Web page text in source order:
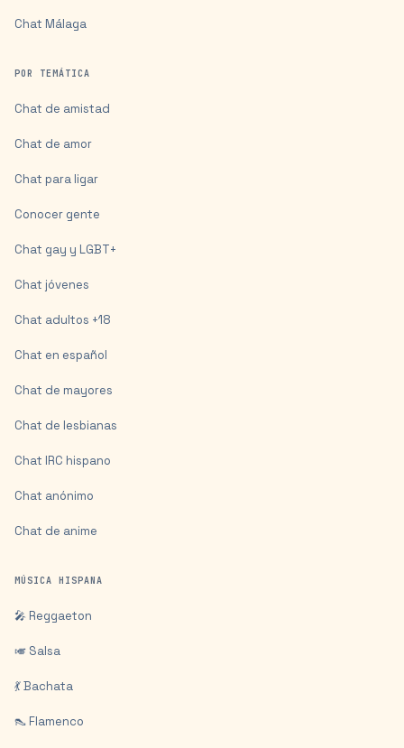
Chat Málaga
POR TEMÁTICA
Chat de amistad
Chat de amor
Chat para ligar
Conocer gente
Chat gay y LGBT+
Chat jóvenes
Chat adultos +18
Chat en español
Chat de mayores
Chat de lesbianas
Chat IRC hispano
Chat anónimo
Chat de anime
MÚSICA HISPANA
🎤 Reggaeton
🎺 Salsa
💃 Bachata
👠 Flamenco